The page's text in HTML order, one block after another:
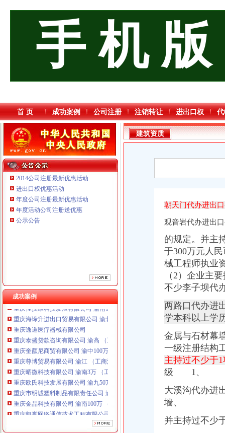
手 机 版
首 页 成功案例 公司注册 注销转让 进出口权
2014公司注册最新优惠活动
进出口权优惠活动
年度公司注册最新优惠活动
年度活动公司注册送优惠
公示公告
成功案例
重庆海谛升进出口贸易有限公司 渝北100万 （进出口权）
重庆逸道医疗器械有限公司
重庆泰盛贷款咨询有限公司 渝高 （工商注册）
重庆奎颜尼商贸有限公司 渝中100万 （工商注册）
重庆尊博贸易有限公司 渝江 （工商注册）
重庆晒微科技有限公司 渝南3万 （工商注册）
重庆欧氏科技发展有限公司 渝九50万 （进出口权）
重庆市明诚塑料制品有限责任公司 渝高100万 （进出口权）
重庆金品科技有限公司 渝南100万 （进出口权）
重庆凯誉网络通信技术工程有限公司 渝中300万 （工商变更）
重庆佳技维科技发展有限公司 渝南100万 （进出口权）
重庆海谛升进出口贸易有限公司 渝北100万 （进出口权）
建筑资质
朝天门代办进出
观音岩代办进出
的规定。并主
于300万元人
械工程师执业
（2）企业主
不少李子坝代
两路口代办进
学本科以上学
金属与石材幕
一级注册结构
主持过不少于
级 1、
大溪沟代办进
墙、
并主持过不少